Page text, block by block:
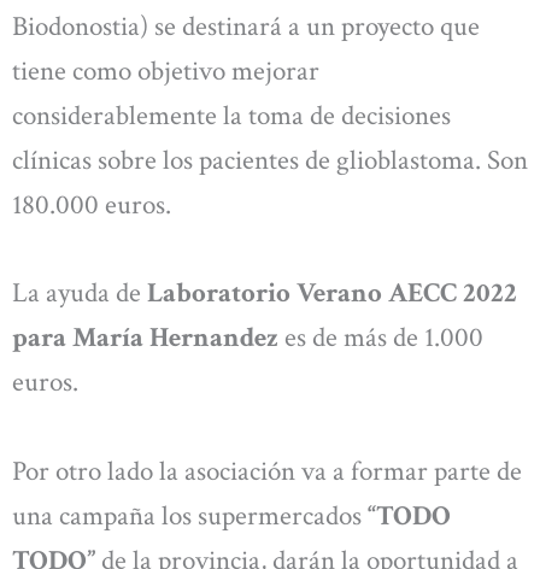
Biodonostia) se destinará a un proyecto que
tiene como objetivo mejorar
considerablemente la toma de decisiones
clínicas sobre los pacientes de glioblastoma. Son
180.000 euros.
La ayuda de Laboratorio Verano AECC 2022
para María Hernandez es de más de 1.000
euros.
Por otro lado la asociación va a formar parte de
una campaña los supermercados“TODO
TODO” de la provincia, darán la oportunidad a